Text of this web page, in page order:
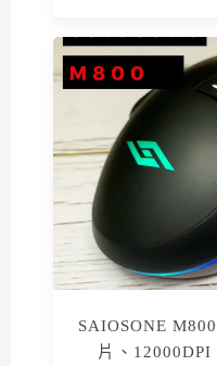
SAIOSONE
片、12000DPI